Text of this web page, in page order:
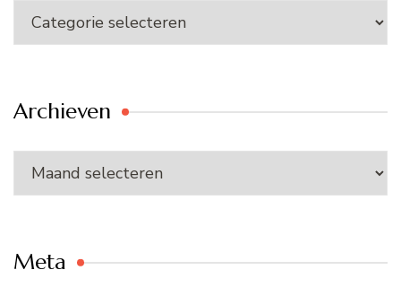
Categorieën
Archieven
Archieven
Meta